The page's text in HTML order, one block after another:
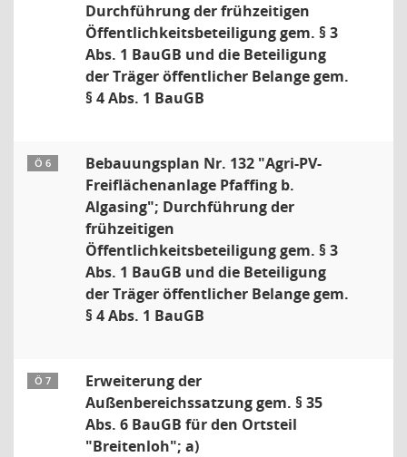
Durchführung der frühzeitigen
Öffentlichkeitsbeteiligung gem. § 3
Abs. 1 BauGB und die Beteiligung
der Träger öffentlicher Belange gem.
§ 4 Abs. 1 BauGB
Ö 6
Bebauungsplan Nr. 132 "Agri-PV-
Freiflächenanlage Pfaffing b.
Algasing"; Durchführung der
frühzeitigen
Öffentlichkeitsbeteiligung gem. § 3
Abs. 1 BauGB und die Beteiligung
der Träger öffentlicher Belange gem.
§ 4 Abs. 1 BauGB
Ö 7
Erweiterung der
Außenbereichssatzung gem. § 35
Abs. 6 BauGB für den Ortsteil
"Breitenloh"; a)